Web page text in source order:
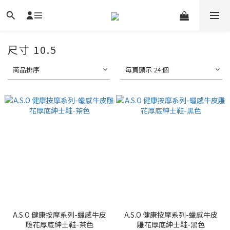
尺寸 10.5
商品排序 每頁顯示 24 個
A.S.O 健康按摩系列-蠟感牛皮
雕花厚底紳士鞋-茶色
A.S.O 健康按摩系列-蠟感牛皮
雕花厚底紳士鞋-黑色